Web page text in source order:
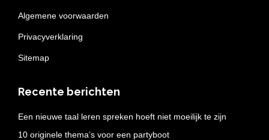
Algemene voorwaarden
Privacyverklaring
Sitemap
Recente berichten
Een nieuwe taal leren spreken hoeft niet moeilijk te zijn
10 originele thema’s voor een partyboot